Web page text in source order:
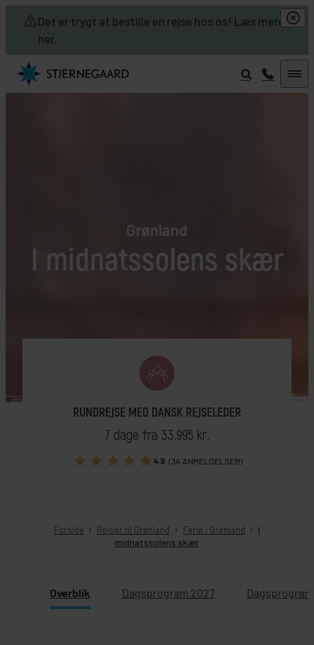
Det er trygt at bestille en rejse hos os! Læs mere
her.
Skip to main content
Grønland
I midnatssolens skær
RUNDREJSE MED DANSK REJSELEDER
7 dage fra 33.995 kr.
4.9 (34 ANMELDELSER)
Forside Rejser til Grønland Ferie i Grønland
I
midnatssolens skær
Overblik Dagsprogram 2027